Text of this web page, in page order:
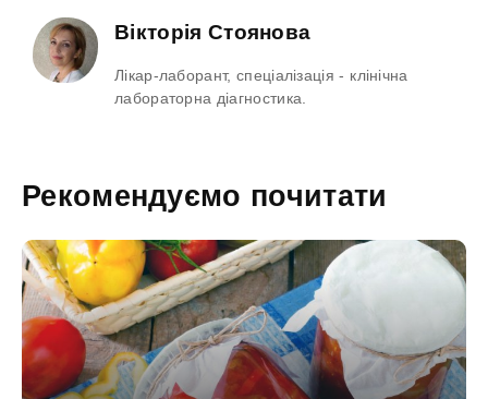
Вікторія Стоянова
Лікар-лаборант, спеціалізація - клінічна
лабораторна діагностика.
Рекомендуємо почитати